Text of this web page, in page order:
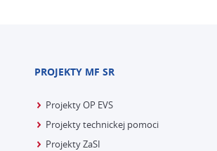
PROJEKTY MF SR
Projekty OP EVS
Projekty technickej pomoci
Projekty ZaSI